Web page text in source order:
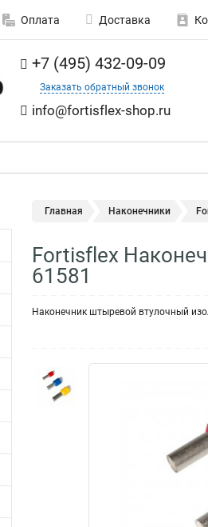
Оплата Доставка
+7 (495) 432-09-09
Заказать обратный звонок
info@fortisflex-shop.ru
Главная Наконечники
Fortisflex
61581
Наконечник штыревой втулочный